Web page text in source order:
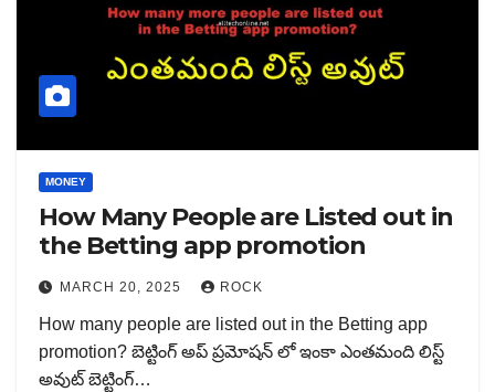
MONEY
How Many People are Listed out in
the Betting app promotion
MARCH 20, 2025 ROCK
How many people are listed out in the Betting app
promotion? బెట్టింగ్ అప్ ప్రమోషన్ లో ఇంకా ఎంతమంది లిస్ట్
అవుట్ బెట్టింగ్…